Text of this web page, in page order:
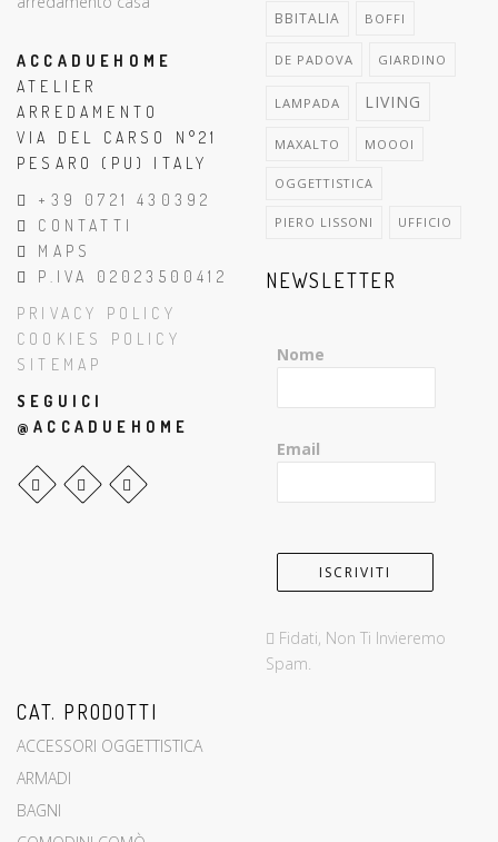
ACCADUEHOME
ATELIER
ARREDAMENTO
VIA DEL CARSO N°21
PESARO (PU) ITALY
+39 0721 430392
CONTATTI
MAPS
P.IVA 02023500412
PRIVACY POLICY
COOKIES POLICY
SITEMAP
SEGUICI
@ACCADUEHOME
BBITALIA BOFFI
DE PADOVA GIARDINO
LAMPADA LIVING
MAXALTO MOOOI
OGGETTISTICA
PIERO LISSONI UFFICIO
NEWSLETTER
Nome
Email
Fidati, Non Ti Invieremo
Spam.
CAT. PRODOTTI
ACCESSORI OGGETTISTICA
ARMADI
BAGNI